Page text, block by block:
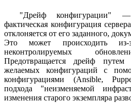
"Дрейф конфигурации"
фактическая конфигурация
отклоняется от его заданного,
Это может происходить из-
неконтролируемых
Предотвращается дрейф путем
желаемых конфигураций с
конфигурациями (Ansible,
подхода "неизменяемой
изменения старого экземпляра